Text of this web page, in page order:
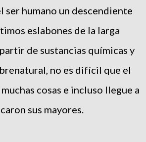
humano un descendiente
eslabones de la larga
de sustancias químicas y
no es difícil que el
cosas e incluso llegue a
sus mayores.